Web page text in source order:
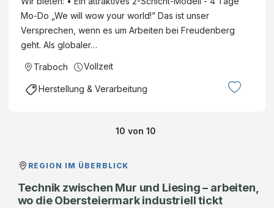
Mo-Do „We will wow your world!” Das ist unser
Versprechen, wenn es um Arbeiten bei Freudenberg
geht. Als globaler…
Traboch Vollzeit
Herstellung & Verarbeitung
10 von 10
REGION IM ÜBERBLICK
Technik zwischen Mur und Liesing – arbeiten,
wo die Obersteiermark industriell tickt